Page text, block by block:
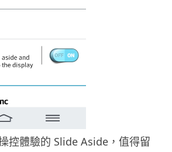
控體驗的 Slide Aside，值得留